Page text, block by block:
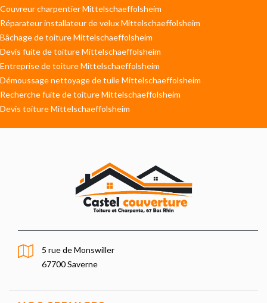
Couvreur charpentier Mittelschaeffolsheim
Réparateur installateur de velux Mittelschaeffolsheim
Bâchage de toiture Mittelschaeffolsheim
Devis fuite de toiture Mittelschaeffolsheim
Entreprise de toiture Mittelschaeffolsheim
Démoussage nettoyage de tuile Mittelschaeffolsheim
Recherche fuite de toiture Mittelschaeffolsheim
Devis toiture Mittelschaeffolsheim
5 rue de Monswiller
67700 Saverne